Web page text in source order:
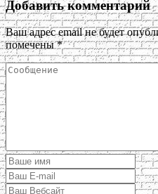
Добавить комментарий
Ваш адрес email не будет
помечены*